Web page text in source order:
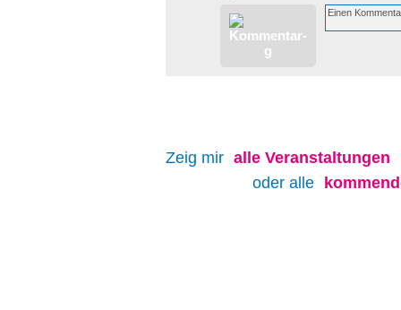
Zeig mir alle Veranstaltungen
oder alle